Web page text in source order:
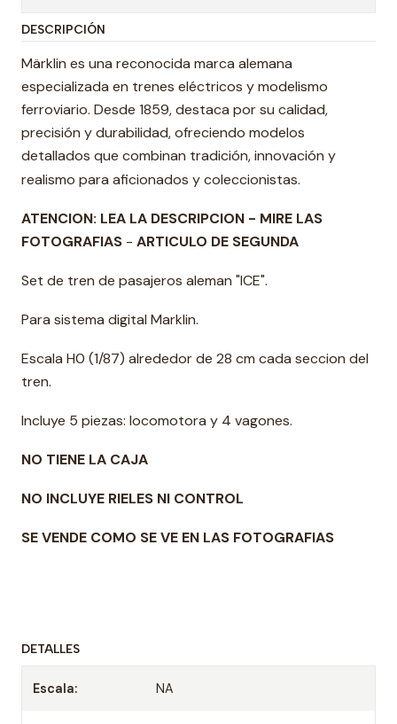
DESCRIPCIÓN
Märklin es una reconocida marca alemana
especializada en trenes eléctricos y modelismo
ferroviario. Desde 1859, destaca por su calidad,
precisión y durabilidad, ofreciendo modelos
detallados que combinan tradición, innovación y
realismo para aficionados y coleccionistas.
ATENCION: LEA LA DESCRIPCION - MIRE LAS
FOTOGRAFIAS - ARTICULO DE SEGUNDA
Set de tren de pasajeros aleman "ICE".
Para sistema digital Marklin.
Escala H0 (1/87) alrededor de 28 cm cada seccion del
tren.
Incluye 5 piezas: locomotora y 4 vagones.
NO TIENE LA CAJA
NO INCLUYE RIELES NI CONTROL
SE VENDE COMO SE VE EN LAS FOTOGRAFIAS
DETALLES
Escala: NA